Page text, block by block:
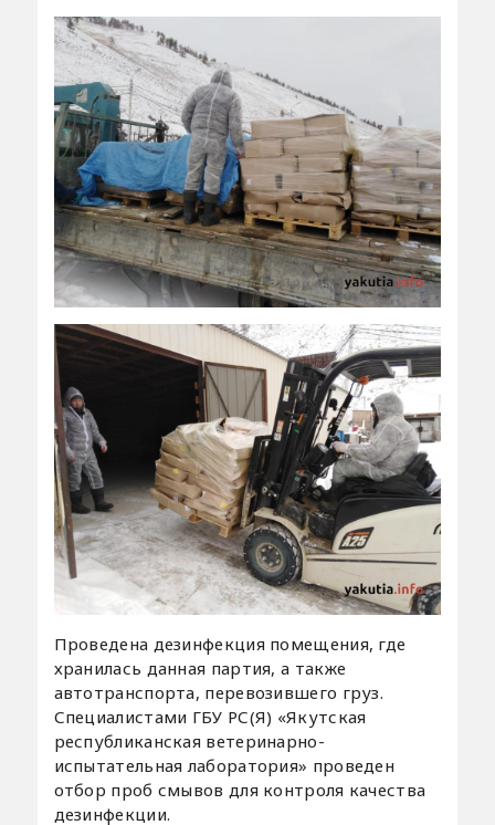
Проведена дезинфекция помещения, где
хранилась данная партия, а также
автотранспорта, перевозившего груз.
Специалистами ГБУ РС(Я) «Якутская
республиканская ветеринарно-
испытательная лаборатория» проведен
отбор проб смывов для контроля качества
дезинфекции.